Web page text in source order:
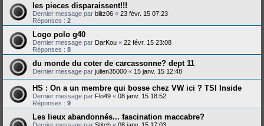
les pieces disparaissent!!!
Dernier message par blitz06 « 23 févr. 15 07:23
Réponses : 2
Logo polo g40
Dernier message par DarKou « 22 févr. 15 23:08
Réponses : 8
du monde du coter de carcassonne? dept 11
Dernier message par julien35000 « 15 janv. 15 12:48
HS : On a un membre qui bosse chez VW ici ? TSI Inside
Dernier message par Flo49 « 08 janv. 15 18:52
Réponses : 9
Les lieux abandonnés... fascination maccabre?